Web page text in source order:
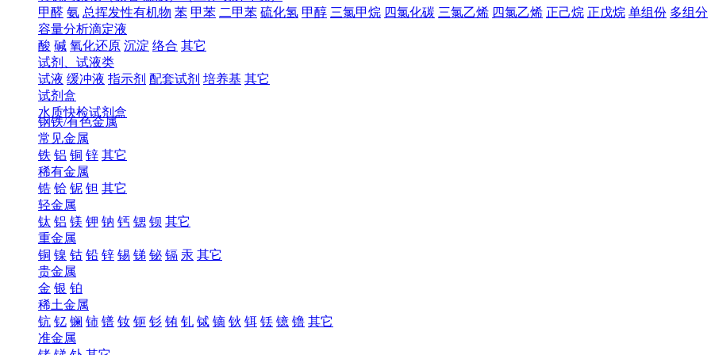
甲醛 氨 总挥发性有机物 苯 甲苯 二甲苯 硫化氢 甲醇 三氯甲烷 四氯化碳 三氯乙烯 四氯乙烯 正己烷 正戊烷 单组份 多组分
容量分析滴定液
酸 碱 氧化还原 沉淀 络合 其它
试剂、试液类
试液 缓冲液 指示剂 配套试剂 培养基 其它
试剂盒
水质快检试剂盒
钢铁/有色金属
常见金属
铁 铝 铜 锌 其它
稀有金属
锆 铪 铌 钽 其它
轻金属
钛 铝 镁 钾 钠 钙 锶 钡 其它
重金属
铜 镍 钴 铅 锌 锡 锑 铋 镉 汞 其它
贵金属
金 银 铂
稀土金属
钪 钇 镧 铈 镨 钕 钷 钐 铕 钆 铽 镝 钬 铒 铥 镱 镥 其它
准金属